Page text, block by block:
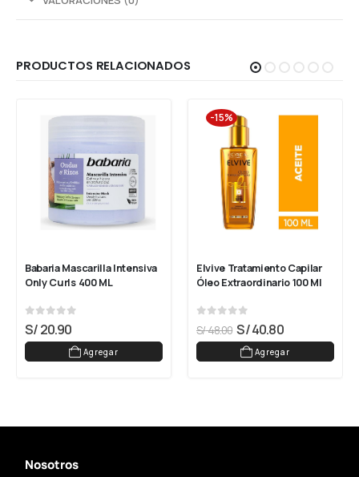
PRODUCTOS RELACIONADOS
Babaria Mascarilla Intensiva
Only Curls 400 ML
0 out of 5
S/20.90
Agregar
-15%
Elvive Tratamiento Capilar
Óleo Extraordinario 100 Ml
out of 5
S/48.00 S/40.80
Agregar
Nosotros